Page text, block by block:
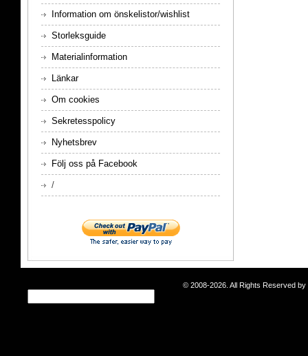
Information om önskelistor/wishlist
Storleksguide
Materialinformation
Länkar
Om cookies
Sekretesspolicy
Nyhetsbrev
Följ oss på Facebook
/
© 2008-2026. All Rights Reserved